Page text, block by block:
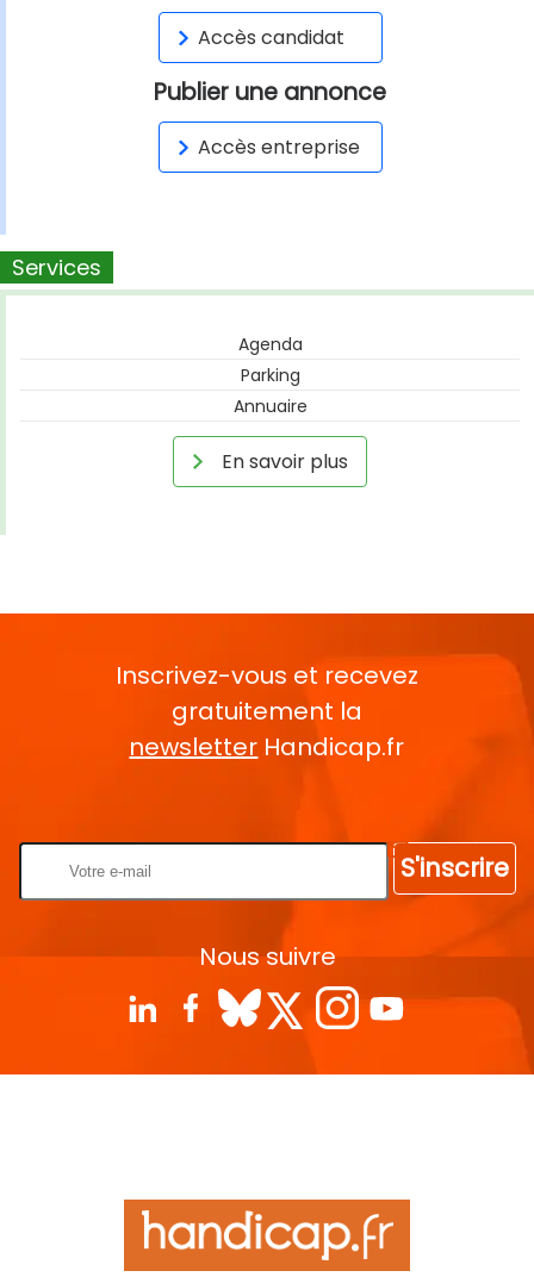
Accès candidat
Publier une annonce
Accès entreprise
Services
Agenda
Parking
Annuaire
En savoir plus
Inscrivez-vous et recevez
gratuitement la
newsletter Handicap.fr
S'inscrire
Nous suivre